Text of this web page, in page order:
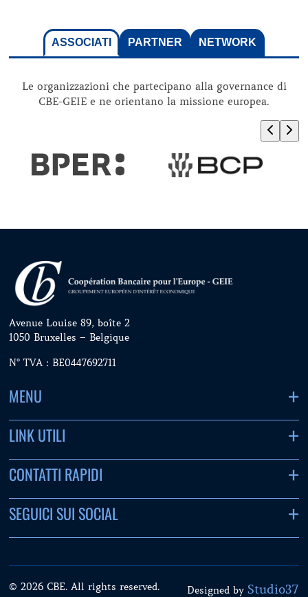
ASSOCIATI PARTNER NETWORK
Le organizzazioni che partecipano alla governance di
CBE-GEIE e ne orientano la missione europea.
Avenue Louise 89, boîte 2
1050 Bruxelles – Belgique
N° TVA : BE0447692711
MENU
LINK UTILI
CONTATTI RAPIDI
SEGUICI SUI SOCIAL
© 2026 CBE. All rights reserved. Designed by Studio37